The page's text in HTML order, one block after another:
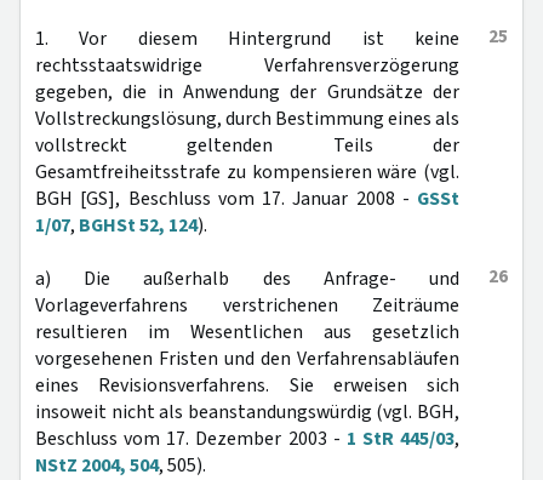
25
1. Vor diesem Hintergrund ist keine
rechtsstaatswidrige Verfahrensverzögerung
gegeben, die in Anwendung der Grundsätze der
Vollstreckungslösung, durch Bestimmung eines als
vollstreckt geltenden Teils der
Gesamtfreiheitsstrafe zu kompensieren wäre (vgl.
BGH [GS], Beschluss vom 17. Januar 2008 - GSSt
1/07, BGHSt 52, 124).
26
a) Die außerhalb des Anfrage- und
Vorlageverfahrens verstrichenen Zeiträume
resultieren im Wesentlichen aus gesetzlich
vorgesehenen Fristen und den Verfahrensabläufen
eines Revisionsverfahrens. Sie erweisen sich
insoweit nicht als beanstandungswürdig (vgl. BGH,
Beschluss vom 17. Dezember 2003 - 1 StR 445/03,
NStZ 2004, 504, 505).